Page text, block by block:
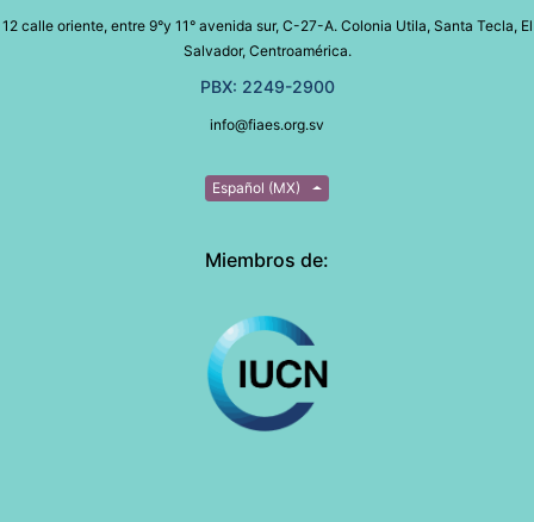
12 calle oriente, entre 9°y 11° avenida sur, C-27-A. Colonia Utila, Santa Tecla, El
Salvador, Centroamérica.
PBX: 2249-2900
info@fiaes.org.sv
Español (MX)
Miembros de: